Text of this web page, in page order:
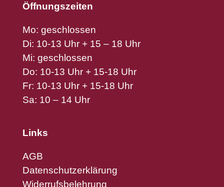
Öffnungszeiten
Mo: geschlossen
Di: 10-13 Uhr + 15 – 18 Uhr
Mi: geschlossen
Do: 10-13 Uhr + 15-18 Uhr
Fr: 10-13 Uhr + 15-18 Uhr
Sa: 10 – 14 Uhr
Links
AGB
Datenschutzerklärung
Widerrufsbelehrung